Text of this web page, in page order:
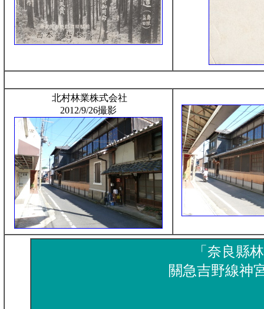
北村林業株式会社
2012/9/26撮影
「奈良縣
關急吉野線神